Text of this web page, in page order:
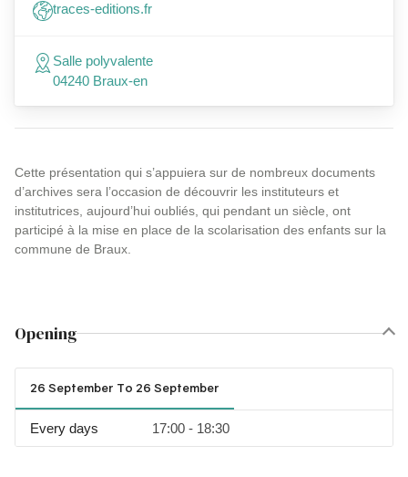
Cette présentation qui s’appuiera sur de nombreux documents
d’archives sera l’occasion de découvrir les instituteurs et
institutrices, aujourd’hui oubliés, qui pendant un siècle, ont
participé à la mise en place de la scolarisation des enfants sur la
commune de Braux.
Opening
26 September To 26 September
Every days 17:00 - 18:30
traces-editions.fr
Salle polyvalente
04240 Braux-en